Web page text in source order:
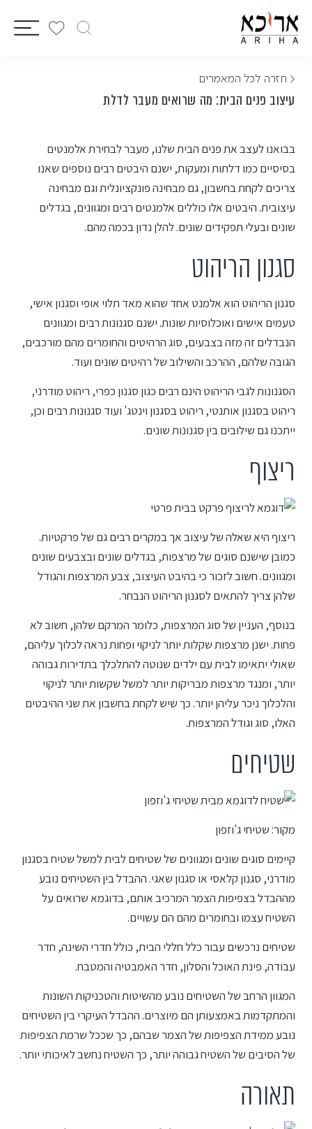
< חזרה לכל המאמרים
עיצוב פנים הבית: מה שרואים מעבר לדלת
בבואנו לעצב את פנים הבית שלנו, מעבר לבחירת אלמנטים
בסיסיים כמו דלתות ומעקות, ישנם היבטים רבים נוספים שאנו
צריכים לקחת בחשבון, גם מבחינה פונקציונלית וגם מבחינה
עיצובית. היבטים אלו כוללים אלמנטים רבים ומגוונים, בגדלים
שונים ובעלי תפקידים שונים. להלן נדון בכמה מהם.
סגנון הריהוט
סגנון הריהוט הוא אלמנט אחד שהוא מאד תלוי אופי וסגנון אישי,
טעמים אישים ואוכלוסיות שונות. ישנם סגנונות רבים ומגוונים
הנבדלים זה מזה בצבעים, סוג הרהיטים והחומרים מהם מורכבים,
הגובה שלהם, ההרכב והשילוב של רהיטים שונים ועוד.
הסגנונות לגבי הריהוט הינם רבים כגון סגנון כפרי, ריהוט מודרני,
ריהוט בסגנון אותנטי, ריהוט בסגנון וינטג' ועוד סגנונות רבים וכן,
ייתכנו גם שילובים בין סגנונות שונים.
ריצוף
ריצוף היא שאלה של עיצוב אך במקרים רבים גם של פרקטיות.
כמובן שישנם סוגים של מרצפות, בגדלים שונים ובצבעים שונים
ומגוונים. חשוב לזכור כי בהיבט העיצוב, צבע המרצפות והגודל
שלהן צריך להתאים לסגנון הריהוט הנבחר.
בנוסף, העניין של סוג המרצפות, כלומר המרקם שלהן, חשוב לא
פחות. ישנן מרצפות שקלות יותר לניקוי ופחות נראה לכלוך עליהם,
שאולי יתאימו לבית עם ילדים שנוטה להתלכלך בתדירות גבוהה
יותר, ומנגד מרצפות מבריקות יותר למשל שקשות יותר לניקוי
והלכלוך ניכר עליהן יותר. כך שיש לקחת בחשבון את שני ההיבטים
האלו, סוג וגודל המרצפות.
שטיחים
מקור:שטיחי ג'וזפון
קיימים סוגים שונים ומגוונים של שטיחים לבית למשל שטיח בסגנון
מודרני, סגנון קלאסי או סגנון שאגי. ההבדל בין השטיחים נובע
מההבדל בצפיפות הצמר המרכיב אותם, בדוגמא שרואים על
השטיח עצמו ובחומרים מהם הם עשויים.
שטיחים נרכשים עבור כלל חללי הבית, כולל חדרי השינה, חדר
עבודה, פינת האוכל והסלון, חדר האמבטיה והמטבח.
המגוון הרחב של השטיחים נובע מהשיטות והטכניקות השונות
והמתקדמות באמצעותן הם מיוצרים. ההבדל העיקרי בין השטיחים
נובע ממידת הצפיפות של הצמר שבהם, כך שככל שרמת הצפיפות
של הסיבים של השטיח גבוהה יותר, כך השטיח נחשב לאיכותי יותר.
תאורה